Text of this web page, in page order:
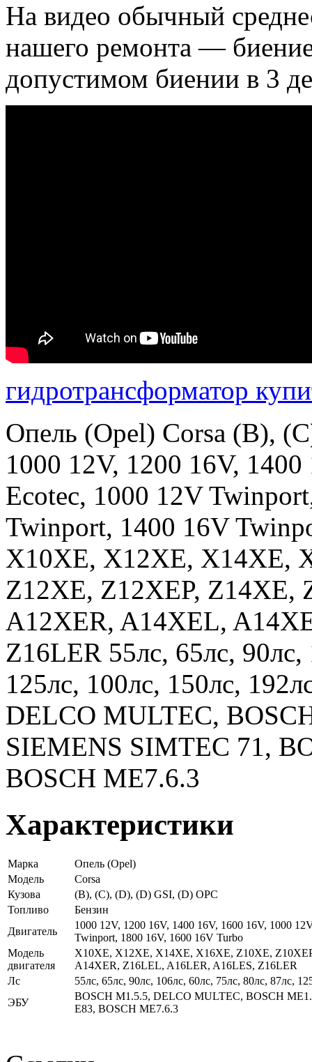
На видео обычный
нашего ремонта —
допустимом биении в 3
гидротрансформатор
Опель (Opel) Corsa (B),
1000 12V, 1200 16V,
Ecotec, 1000 12V
Twinport, 1400 16V
X10XE, X12XE, X14XE,
Z12XE, Z12XEP, Z14XE,
A12XER, A14XEL,
Z16LER 55лс, 65лс, 90лс,
125лс, 100лс, 150лс,
DELCO MULTEC,
SIEMENS SIMTEC 71,
BOSCH ME7.6.3
Характеристики
Марка
Опель (Opel)
Модель
Corsa
Кузова
(B), (C), (D), (D) GSI, (D) OPC
Топливо
Бензин
Двигатель
1000 12V, 1200 16V, 1400 16V, 1600 16V, 1000
Twinport, 1800 16V, 1600 16V Turbo
Модель
двигателя
X10XE, X12XE, X14XE, X16XE, Z10XE,
A14XER, Z16LEL, A16LER, A16LES, Z16LER
Лс
55лс, 65лс, 90лс, 106лс, 60лс, 75лс, 80лс, 87лс,
ЭБУ
BOSCH M1.5.5, DELCO MULTEC, BOSCH
E83, BOSCH ME7.6.3